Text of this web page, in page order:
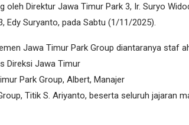
Direktur Jawa Timur Park 3, Ir. Suryo
Edy Suryanto, pada Sabtu (1/11/2025).
Jawa Timur Park Group diantaranya staf
Direksi Jawa Timur
Park Group, Albert, Manajer
Titik S. Ariyanto, beserta seluruh jajaran